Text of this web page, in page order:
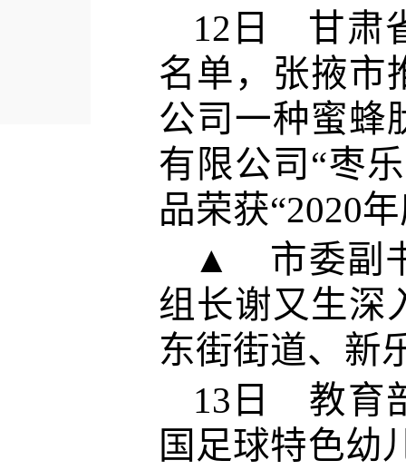
12日 甘肃
名单，张掖市
公司一种蜜蜂
有限公司“枣
品荣获“2020
▲ 市委副书
组长谢又生深
东街街道、新
13日 教育
国足球特色幼